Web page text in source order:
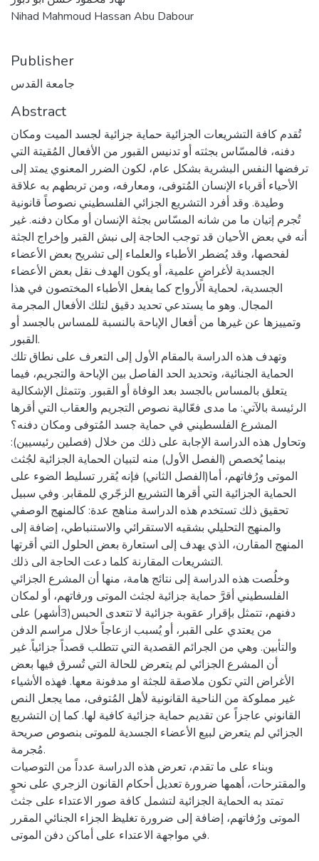
Nihad Mahmoud Hassan Abu Dabour
Publisher
جامعة القدس
Abstract
تُقدم كافة التشريعات الجزائية حماية جزائية لجسد الميت ومكان
دفنه، فالمسّاس بجثته أو تدنيس القبور من الأفعال المُقيتة التي
ترفضها النفس البشرية بشكل عام، لكون الضرر المعنوي يمتد إلى
الأحياء أقرباء الإنسان المُتوفى، ومعارفه، ومن تربطهم به علاقة
وطيدة. وقد أفرد التشريع الجزائي الفلسطيني نصوصاً قانونية
تُجرم إتيان ما من شانه المسّاس بجثة الإنسان أو مكان دفنه. غير
أنه في بعض الأحيان قد توجب الحاجة إلى نبش القبر وإخراج الجثة
لفحصها، وقد يُضطر الأطباء والعلماء إلى تشريح بعض الأعضاء
الجسدية لأغراضٍ علمية، أو يكون الهدف نقل بعض الأعضاء
الجسدية، لحماية الأرواح كما يفعل الأطباء المختصون في هذا
المجال. وهو ما يستدعي تحديد دقيق لتلك الأفعال المجرمة
وتمييزها عن غيرها من أفعال الإباحة بالنسبة للمساس بالجسد أو
القبور.
وتهدف هذه الدراسة بالمقام الأول إلى التعرف على نطاق تلك
الحماية الجنائية، وتحديد الحد الفاصل بين الإباحة والتجريم، فيما
يتعلق بالمساس بالجسد بعد الوفاة أو القبور. وتتمثل الإشكالية
الرئيسة بالآتي: ما مدى فعّالية نصوص التجريم والعقاب التي أقرها
المشرع الفلسطيني في حماية جسد المُتوفى ومكان دفنه؟
وتحاول هذه الدراسة الإجابة على ذلك من خلال (فصلين رئيسيين):
بينما يُخصص (الفصل الأول) منه لتبيان الحماية الجزائية لجُثث
الموتى ورُفاتهم، أما(الفصل الثاني) فإنه يُقرر تسليط الضوء على
الحماية الجزائية التي أقرها التشريع الزجّري للمقابر. وفي سبيل
تحقيق ذلك تستخدم هذه الدراسة مناهج عدة: كالمنهج الوصفي
والمنهج التحليلي بشقيه الاستقرائي والاستنباطي، إضافة إلى
المنهج المقارن، الذي يهدف إلى استعارة بعض الحلول التي أقرتها
التشريعات المقارنة كلما دعت الحاجة الى ذلك.
وخلُصت هذه الدراسة إلى نتائج هامة، منها أن المشرع الجزائي
الفلسطيني أقرَّ حماية جزائية لجثث الموتى ورفاتهم، أو لمكان
دفنهم، تتمثل بإقرار عقوبة جزائية لا تتعدى الحبس(3أشهر) على
من يعتدي على القبر، أو يُسبب ازعاجاً خلال مراسم الدفن
والتأبين. وهي من الجرائم القصدية التي تتطلب قصداً جزائياً. غير
أن المشرع الجزائي لم يتعرض للحالة التي تُسرق فيها بعض
الأغراض التي تكون ملاصقة للجثة او مدفونة معها. فهذه الأشياء
غير مملوكة من الناحية القانونية لأهل المُتوفى، مما يجعل النص
القانوني عاجزاً عن تقديم حماية جزائية كافية لها. كما إن التشريع
الجزائي لم يتعرض لبيع الأعضاء الجسدية للموتى بنصوص صريحة
مُجرمة.
وبناء على ما تقدم، تعرض هذه الدراسة عدداً من التوصيات
والمقترحات، أهمها ضرورة تعديل أحكام القانون الزجري على نحوٍ
تمتد به الحماية الجزائية لتشمل كافة صور الاعتداء على جثث
الموتى ورُفاتهم، إضافة إلى ضرورة تغليظ الجزاء الجنائي المقرر
في مواجهة الاعتداء على أماكن دفن الموتى.